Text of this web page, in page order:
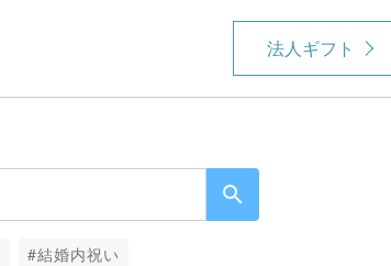
法人ギフト
#結婚内祝い